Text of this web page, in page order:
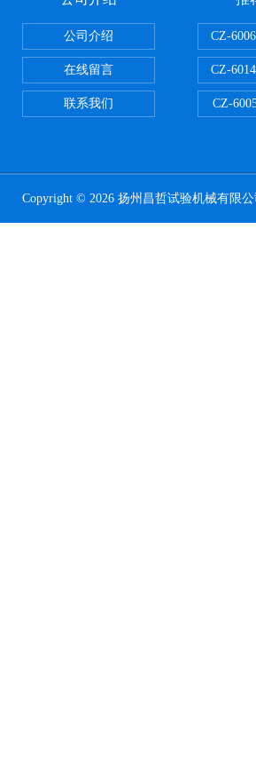
公司介绍
在线留言
联系我们
CZ-
CZ-
CZ-
Copyright © 2026 扬州昌哲试验机械有限